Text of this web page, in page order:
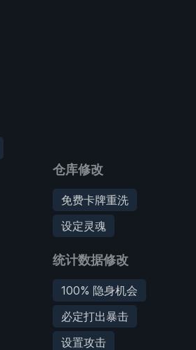
仓库修改
免费卡牌重洗
设定灵魂
统计数据修改
100% 隐身机会
必定打出暴击
设置攻击